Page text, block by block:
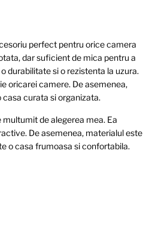
perfect pentru orice camera
dar suficient de mica pentru a
durabilitate si o rezistenta la uzura.
oricarei camere. De asemenea,
curata si organizata.
de alegerea mea. Ea
De asemenea, materialul este
o casa frumoasa si confortabila.